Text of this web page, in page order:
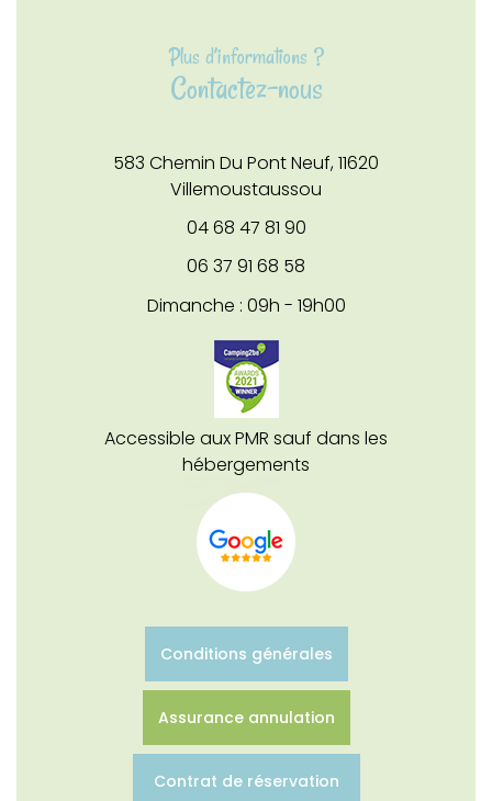
Plus d’informations ?
Contactez-nous
583 Chemin Du Pont Neuf,11620
Villemoustaussou
04 68 47 81 90
06 37 91 68 58
Dimanche : 09h - 19h00
Accessible aux PMR sauf dans les
hébergements
Conditions générales
Assurance annulation
Contrat de réservation